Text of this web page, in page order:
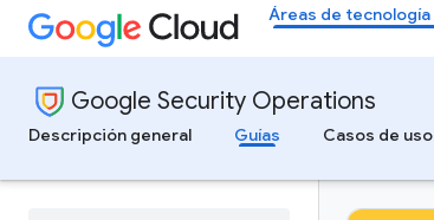
Áreas de tecnología
Google Security Operations
Descripción general Guías Casos de uso